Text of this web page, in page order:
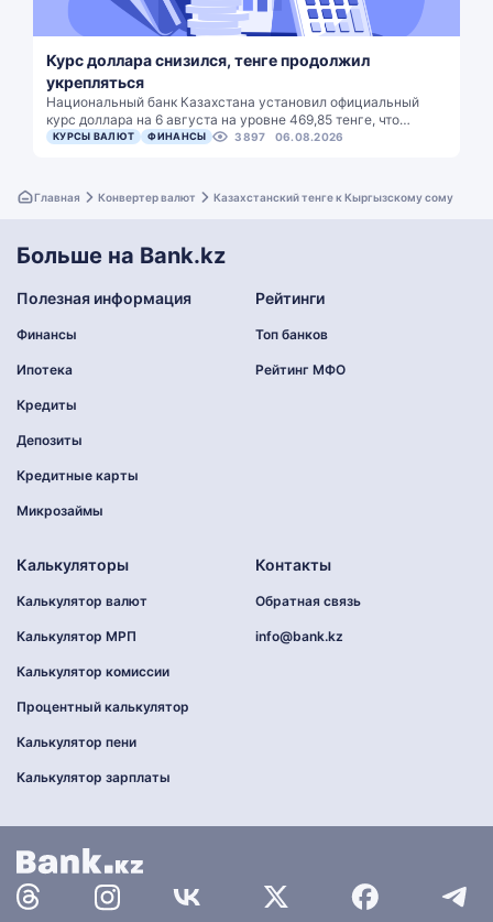
Курс доллара снизился, тенге продолжил
укрепляться
Национальный банк Казахстана установил официальный
курс доллара на 6 августа на уровне 469,85 тенге, что…
КУРСЫ ВАЛЮТ ФИНАНСЫ 3897 06.08.2026
Главная Конвертер валют Казахстанский тенге к Кыргызскому сому
Больше на Bank.kz
Полезная информация
Финансы
Ипотека
Кредиты
Депозиты
Кредитные карты
Микрозаймы
Рейтинги
Топ банков
Рейтинг МФО
Калькуляторы
Калькулятор валют
Калькулятор МРП
Калькулятор комиссии
Процентный калькулятор
Калькулятор пени
Калькулятор зарплаты
Контакты
Обратная связь
info@bank.kz